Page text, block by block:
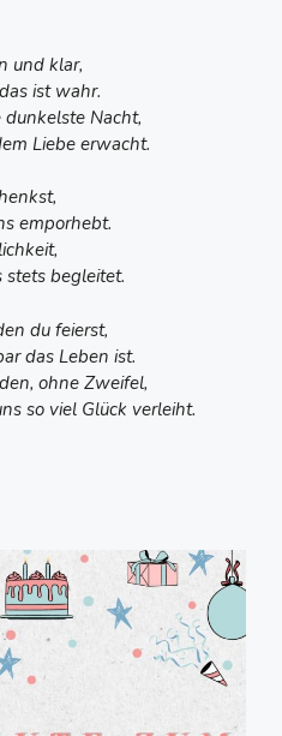
und klar,
ist wahr.
Nacht,
Liebe erwacht.
emporhebt.
stets begleitet.
du feierst,
das Leben ist.
ohne Zweifel,
so viel Glück verleiht.